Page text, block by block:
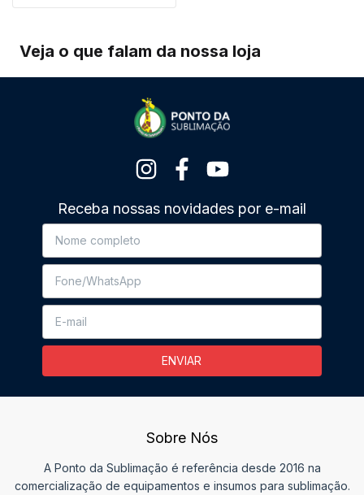
Veja o que falam da nossa loja
Receba nossas novidades por e-mail
Sobre Nós
A Ponto da Sublimação é referência desde 2016 na
comercialização de equipamentos e insumos para sublimação.